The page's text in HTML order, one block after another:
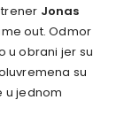
trener Jonas
out. Odmor
u obrani jer su
su
u jednom